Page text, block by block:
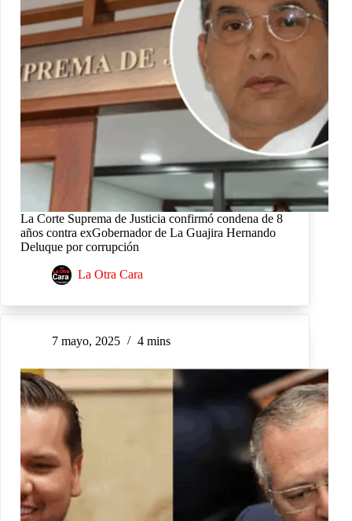
La Corte Suprema de Justicia confirmó condena de 8
años contra exGobernador de La Guajira Hernando
Deluque por corrupción
La Otra Cara
7 mayo, 2025 4 mins